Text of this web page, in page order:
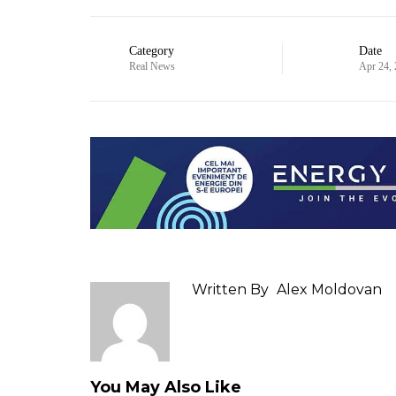
Category
Real News
Date
Apr 24,
Written By Alex Moldovan
You May Also Like